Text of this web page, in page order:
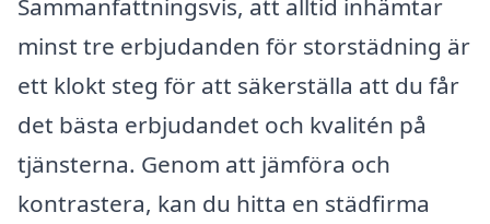
Sammanfattningsvis, att alltid inhämtar
minst tre erbjudanden för storstädning är
ett klokt steg för att säkerställa att du får
det bästa erbjudandet och kvalitén på
tjänsterna. Genom att jämföra och
kontrastera, kan du hitta en städfirma